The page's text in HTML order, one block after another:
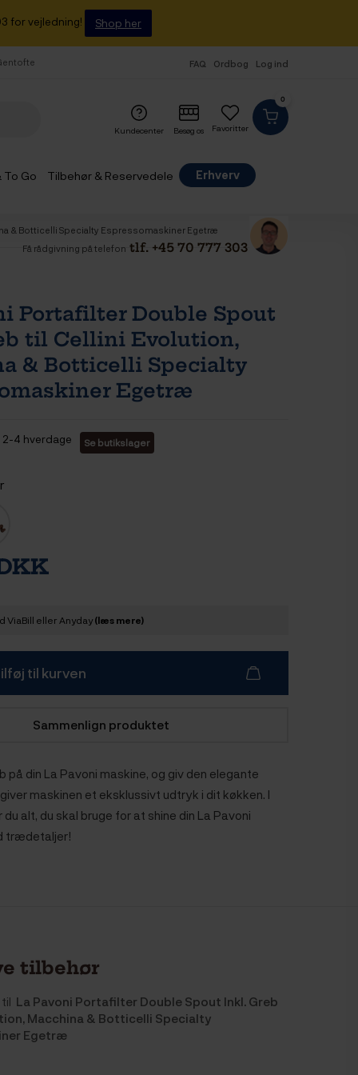
for vejledning! Shop her
FAQ Ordbog Log ind
0
Favoritter
Kundecenter Besøg os
To Go Tilbehør & Reservedele
Erhverv
& Botticelli Specialty Espressomaskiner Egetræ
Få rådgivning på telefon tlf. +45 70 777 303
Portafilter Double Spout
til Cellini Evolution,
& Botticelli Specialty
Egetræ
2-4 hverdage Se butikslager
ViaBill eller Anyday(læs mere)
til kurven
Sammenlign produktet
på din La Pavoni maskine, og giv den elegante
maskinen et eksklussivt udtryk i dit køkken. I
alt, du skal bruge for at shine din La Pavoni
trædetaljer!
tilbehør
La Pavoni Portafilter Double Spout Inkl. Greb
Macchina & Botticelli Specialty
Egetræ